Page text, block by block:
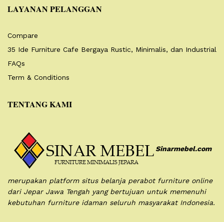
LAYANAN PELANGGAN
Compare
35 Ide Furniture Cafe Bergaya Rustic, Minimalis, dan Industrial
FAQs
Term & Conditions
TENTANG KAMI
Sinarmebel.com
merupakan platform situs belanja perabot furniture online
dari Jepar Jawa Tengah yang bertujuan untuk memenuhi
kebutuhan furniture idaman seluruh masyarakat Indonesia.